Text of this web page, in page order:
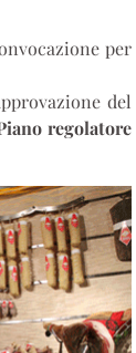
per
del
regolatore